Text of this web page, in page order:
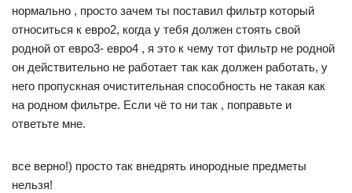
нормально , просто зачем ты поставил фильтр который
относиться к евро2, когда у тебя должен стоять свой
родной от евро3- евро4 , я это к чему тот фильтр не родной
он действительно не работает так как должен работать, у
него пропускная очистительная способность не такая как
на родном фильтре. Если чё то ни так , поправьте и
ответьте мне.
все верно!) просто так внедрять инородные предметы
нельзя!